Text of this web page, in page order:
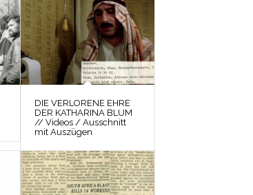
DIE VERLORENE EHRE
DER KATHARINA BLUM
// Videos / Ausschnitt
mit Auszügen